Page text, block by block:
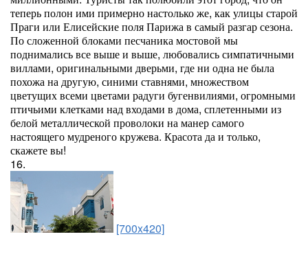
теперь полон ими примерно настолько же, как улицы старой
Праги или Елисейские поля Парижа в самый разгар сезона.
По сложенной блоками песчаника мостовой мы
поднимались все выше и выше, любовались симпатичными
виллами, оригинальными дверьми, где ни одна не была
похожа на другую, синими ставнями, множеством
цветущих всеми цветами радуги бугенвилиями, огромными
птичьими клетками над входами в дома, сплетенными из
белой металлической проволоки на манер самого
настоящего мудреного кружева. Красота да и только,
скажете вы!
16.
[700x420]